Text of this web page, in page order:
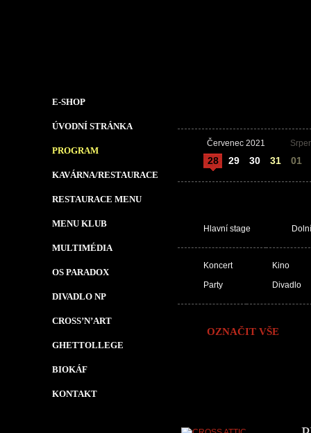
E-SHOP
ÚVODNÍ STRÁNKA
PROGRAM
KAVÁRNA/RESTAURACE
RESTAURACE MENU
MENU KLUB
MULTIMÉDIA
OS PARADOX
DIVADLO NP
CROSS’N’ART
GHETTOLLEGE
BIOKÁF
KONTAKT
Červenec 2021
28 29 30 31 01
Hlavní stage
Koncert
Party
Kino
Divadlo
OZNAČIT VŠE